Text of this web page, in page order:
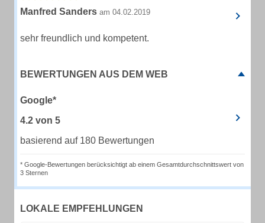
Manfred Sanders am 04.02.2019
sehr freundlich und kompetent.
BEWERTUNGEN AUS DEM WEB
Google*
4.2 von 5
basierend auf 180 Bewertungen
* Google-Bewertungen berücksichtigt ab einem Gesamtdurchschnittswert von
3 Sternen
LOKALE EMPFEHLUNGEN